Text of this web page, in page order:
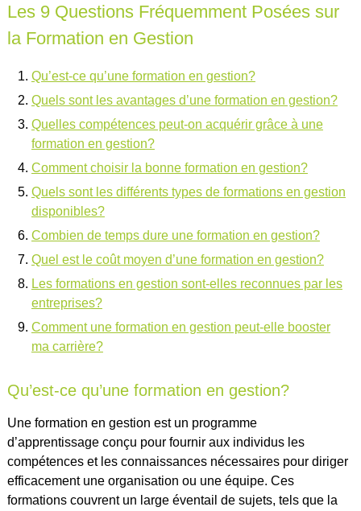
Les 9 Questions Fréquemment Posées sur
la Formation en Gestion
Qu’est-ce qu’une formation en gestion?
Quels sont les avantages d’une formation en gestion?
Quelles compétences peut-on acquérir grâce à une
formation en gestion?
Comment choisir la bonne formation en gestion?
Quels sont les différents types de formations en gestion
disponibles?
Combien de temps dure une formation en gestion?
Quel est le coût moyen d’une formation en gestion?
Les formations en gestion sont-elles reconnues par les
entreprises?
Comment une formation en gestion peut-elle booster
ma carrière?
Qu’est-ce qu’une formation en gestion?
Une formation en gestion est un programme
d’apprentissage conçu pour fournir aux individus les
compétences et les connaissances nécessaires pour diriger
efficacement une organisation ou une équipe. Ces
formations couvrent un large éventail de sujets, tels que la